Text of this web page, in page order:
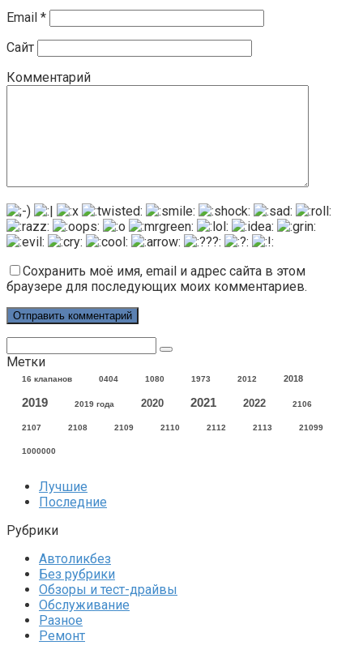
Email *
Сайт
Комментарий
Сохранить моё имя, email и адрес сайта в этом
браузере для последующих моих комментариев.
Метки
16 клапанов 0404 1080 1973 2012 2018
2019 2019 года 2020 2021 2022 2106
2107 2108 2109 2110 2112 2113 21099
1000000
Лучшие
Последние
Рубрики
Автоликбез
Без рубрики
Обзоры и тест-драйвы
Обслуживание
Разное
Ремонт